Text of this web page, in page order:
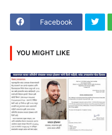
Facebook
YOU MIGHT LIKE